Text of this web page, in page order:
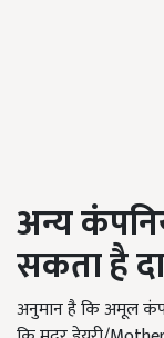
अन्य
सकता है
अनुमान है कि अमूल